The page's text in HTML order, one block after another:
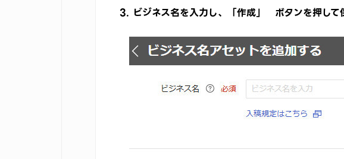
3. ビジネス名を入力し、「作成」 ボタンを押して